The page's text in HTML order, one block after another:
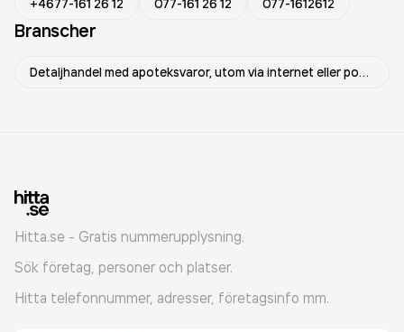
+4677-161 26 12
077-161 26 12 077-1612612
Branscher
Detaljhandel med apoteksvaror, utom via internet eller postorder
Hitta.se - Gratis nummerupplysning.
Sök företag, personer och platser.
Hitta telefonnummer, adresser, företagsinfo mm.